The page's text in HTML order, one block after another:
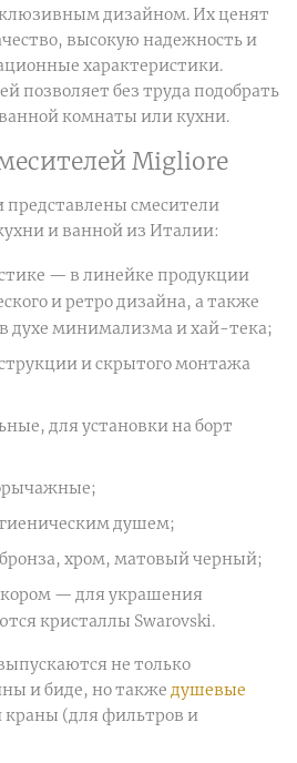
дизайном. Их ценят
высокую надежность и
характеристики.
позволяет без труда подобрать
комнаты или кухни.
Migliore
представлены смесители
и ванной из Италии:
— в линейке продукции
и ретро дизайна, а также
духе минимализма и хай-тека;
и скрытого монтажа
для установки на борт
душем;
бронза, хром, матовый черный;
— для украшения
кристаллы Swarovski.
не только
и биде, но также душевые
краны (для фильтров и